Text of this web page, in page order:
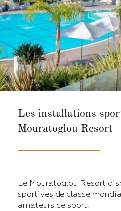
Les installations
Mouratoglou Resort
Le Mouratoglou Resort
sportives de classe
amateurs de sport.